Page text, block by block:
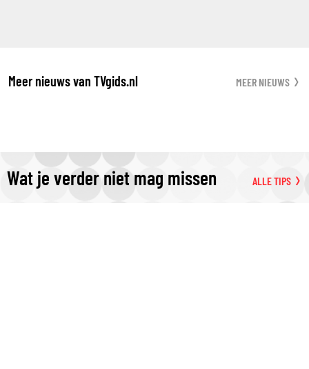
Meer nieuws van TVgids.nl MEER NIEUWS
Wat je verder niet mag missen ALLE TIPS